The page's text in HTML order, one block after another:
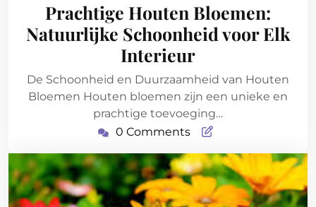
2026
Prachtige Houten Bloemen:
Natuurlijke Schoonheid voor Elk
Interieur
De Schoonheid en Duurzaamheid van Houten
Bloemen Houten bloemen zijn een unieke en
prachtige toevoeging…
0 Comments